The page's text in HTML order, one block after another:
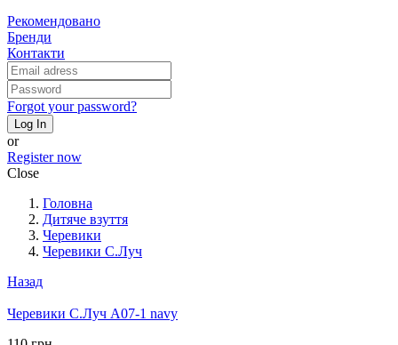
Рекомендовано
Бренди
Контакти
Forgot your password?
Log In
or
Register now
Close
Головна
Дитяче взуття
Черевики
Черевики С.Луч
Назад
Черевики С.Луч A07-1 navy